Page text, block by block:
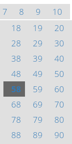
7 8 9
10
18 19
20
28 29
30
38 39
40
48 49
50
58 59
60
68 69
70
78 79
80
88 89
90